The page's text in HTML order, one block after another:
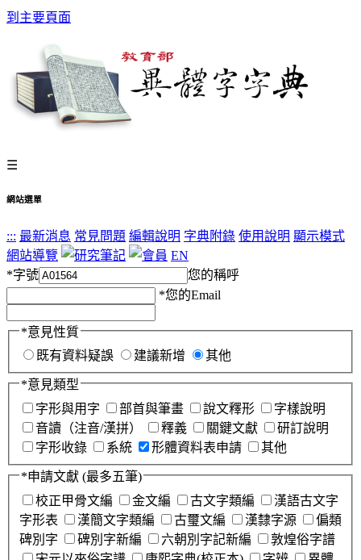
到主要頁面
☰
網站選單
::: 最新消息 常見問題 編輯說明 字典附錄 使用說明 顯示模式
網站導覽
EN
*字號
您的稱呼
*您的Email
*意見性質
既有資料疑誤
建議新增 其他
*意見類型
字形與用字
部首與筆畫 說文釋形
字樣說明
音讀（注音/漢拼）
釋義 關鍵文獻
研訂說明
字形收錄
系統 形體資料表申請 其他
*申請文獻 (最多五筆)
校正甲骨文編
金文編 古文字類編
漢語古文字
字形表
漢簡文字類編 古璽文編 漢隸字源
偏類
碑別字
碑別字新編 六朝別字記新編
敦煌俗字譜